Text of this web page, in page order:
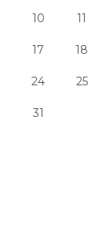
10 11
17 18
24 25
31